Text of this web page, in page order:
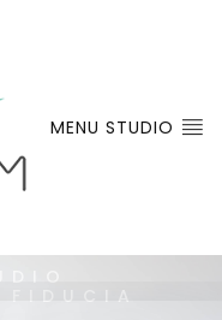
MENU STUDIO